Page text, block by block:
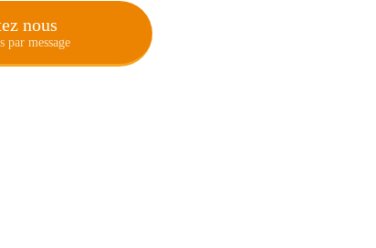
nous
par message